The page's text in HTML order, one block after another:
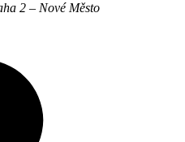
2 ‒ Nové Město